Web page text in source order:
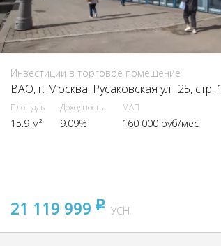
Инвестиции в торговое помещение
ВАО, г. Москва, Русаковская ул., 25, стр. 1
Площадь
15.9 м²
Доходность
9.09%
МАП
160 000 руб/мес
21 119 999 pуб
УСН